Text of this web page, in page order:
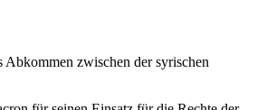
zwischen der syrischen